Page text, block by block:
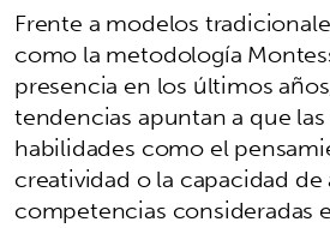
Frente a modelos
como la metodología
presencia en los últimos
tendencias apuntan a que
habilidades como el
creatividad o la capacidad
competencias consideradas